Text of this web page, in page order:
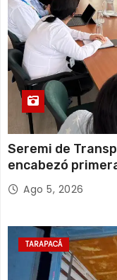
Seremi de
encabezó
retiro de cables
Ago 5, 2026
TARAPACÁ